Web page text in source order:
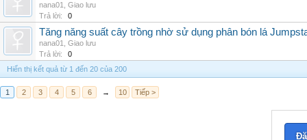
nana01
Giao lưu
Trả lời:
0
Tăng năng suất cây trồng nhờ sử dụng phân bón lá
nana01
Giao lưu
Trả lời:
0
Hiển thị kết quả từ 1 đến 20 của 200
1 2 3 4 5 6 → 10 Tiếp >